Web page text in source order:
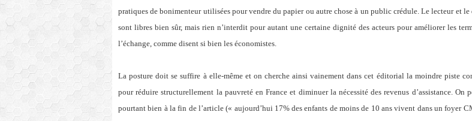
pratiques de bonimenteur utilisées pour vendre du papier ou autre chose à un public crédule. Le lecteur et
sont libres bien sûr, mais rien n’interdit pour autant une certaine dignité des acteurs pour améliorer les
l’échange, comme disent si bien les économistes.
La posture doit se suffire à elle-même et on cherche ainsi vainement dans cet éditorial la moindre piste
pour réduire structurellement la pauvreté en France et diminuer la nécessité des revenus d’assistance. On
pourtant bien à la fin de l’article (« aujourd’hui 17% des enfants de moins de 10 ans vivent dans un foyer